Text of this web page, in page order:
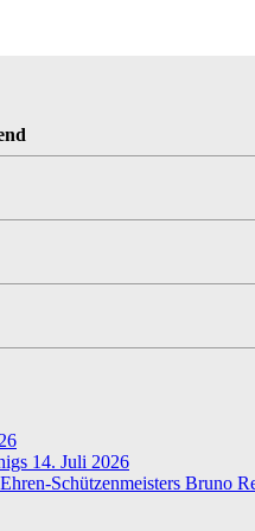
14. Juli 2026
Schützenmeisters Bruno